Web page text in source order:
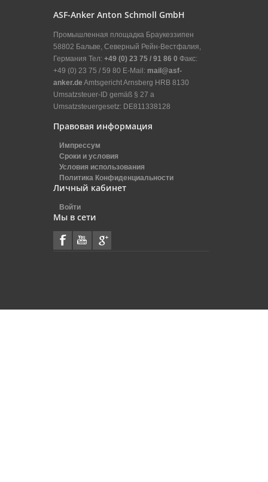
ASF-Anker Anton Schmoll GmbH
Промышленная площадка Браукеззипен
58802 Бальве, Северный Рейн-Вестфалия,
Германия Тел: +49 (0) 23 75 / 91 86 0 Факс:
+49 (0) 23 75 / 59 80 E-Mail: mail@asf-
anker.de Amtsgericht Arnsberg HRB 8130
Umsatzsteuer-ID gemäß § 27 a
Umsatzsteuergesetz: DE811338128
Правовая информация
Импрессум
Сроки и условия
Условия использования
Политика Конфиденциальности
Личный кабинет
Войти
Мы в сети